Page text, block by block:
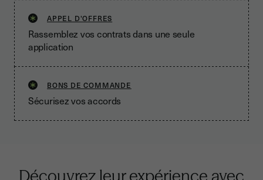
APPEL D'OFFRES
Rassemblez vos contrats dans une seule
application
BONS DE COMMANDE
Sécurisez vos accords
Découvrez leur expérience avec